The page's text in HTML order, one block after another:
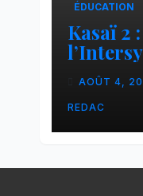
ÉDUCATION
Kasaï 2 :
une
aux
AOÛT 4,
REDAC